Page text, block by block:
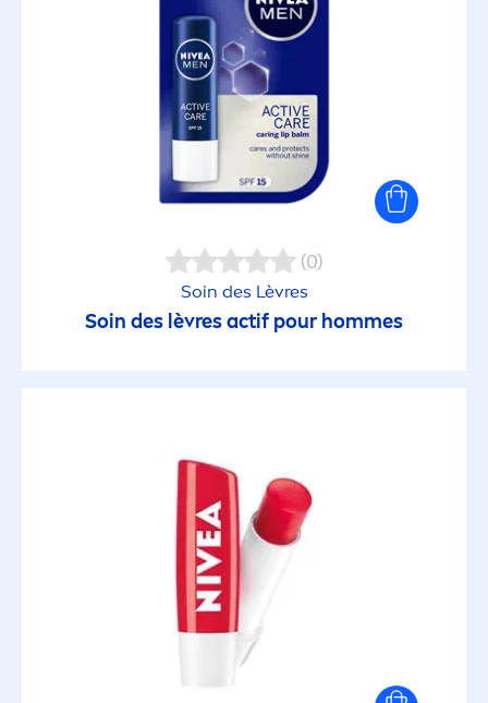
(0)
Soin des Lèvres
Soin des lèvres actif pour hommes